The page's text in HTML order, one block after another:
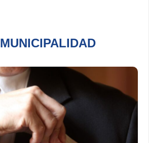
MUNICIPALIDAD